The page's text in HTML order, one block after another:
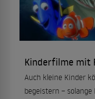
Kinderfilme mit
Auch kleine Kinder
begeistern –